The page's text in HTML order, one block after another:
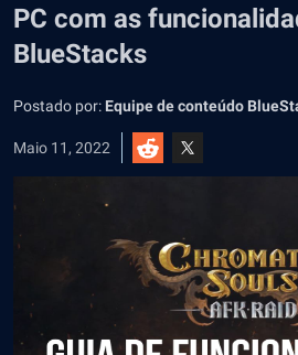
PC com as
BlueStacks
Postado por: Equipe de conteúdo
Maio 11, 2022